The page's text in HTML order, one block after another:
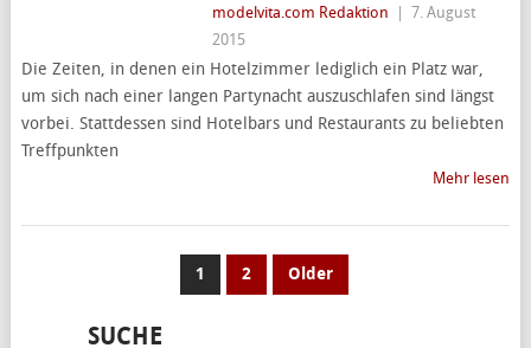
modelvita.com Redaktion
7. August
2015
Die Zeiten, in denen ein Hotelzimmer lediglich ein Platz war,
um sich nach einer langen Partynacht auszuschlafen sind längst
vorbei. Stattdessen sind Hotelbars und Restaurants zu beliebten
Treffpunkten
Mehr lesen
SEITENNUMMERIERUNG
1 2 Older
SUCHE